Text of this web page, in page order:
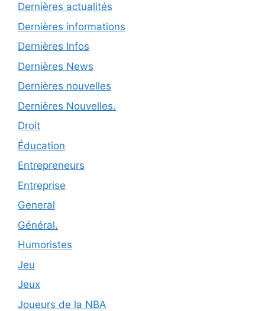
Dernières actualités
Dernières informations
Dernières Infos
Dernières News
Dernières nouvelles
Dernières Nouvelles.
Droit
Éducation
Entrepreneurs
Entreprise
General
Général.
Humoristes
Jeu
Jeux
Joueurs de la NBA